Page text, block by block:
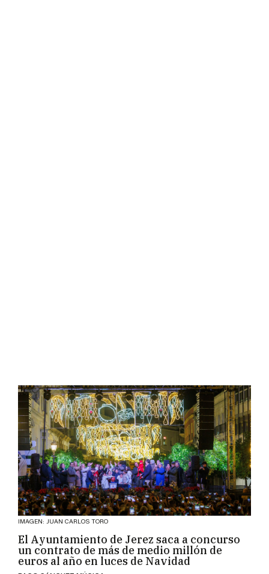
IMAGEN: JUAN CARLOS TORO
El Ayuntamiento de Jerez saca a concurso
un contrato de más de medio millón de
euros al año en luces de Navidad